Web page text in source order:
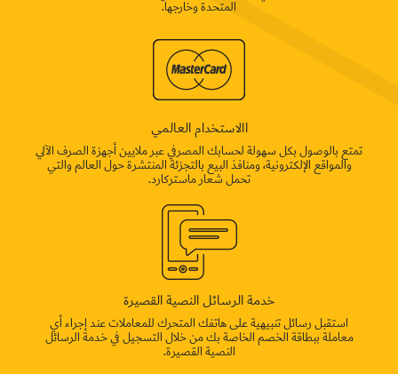
المتحدة وخارجها.
االاستخدام العالمي
تمتع بالوصول بكل سهولة لحسابك المصرفي عبر ملايين أجهزة الصرف الآلي
والمواقع الإلكترونية، ومنافذ البيع بالتجزئة المنتشرة حول العالم والتي
تحمل شعار ماستركارد.
خدمة الرسائل النصية القصيرة
استقبل رسائل تنبيهية على هاتفك المتحرك للمعاملات عند إجراء أي
معاملة ببطاقة الخصم الخاصة بك من خلال التسجيل في خدمة الرسائل
النصية القصيرة.